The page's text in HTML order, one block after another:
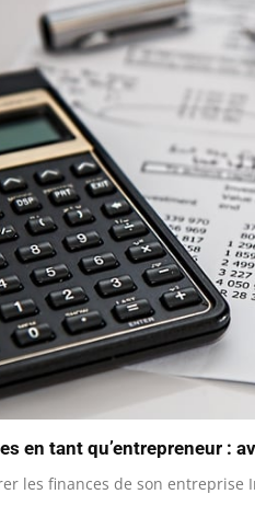
en tant qu’entrepreneur :
les finances de son